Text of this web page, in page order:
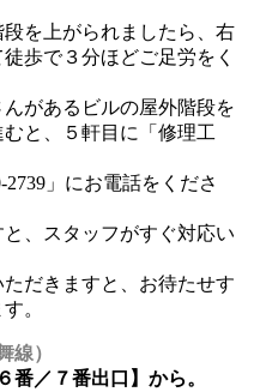
を上がられましたら、右
歩で３分ほどご足労をく
があるビルの屋外階段を
むと、５軒目に「修理工
」にお電話をくださ
、スタッフがすぐ対応い
だきますと、お待たせす
。
線）
番／７番出口】から。